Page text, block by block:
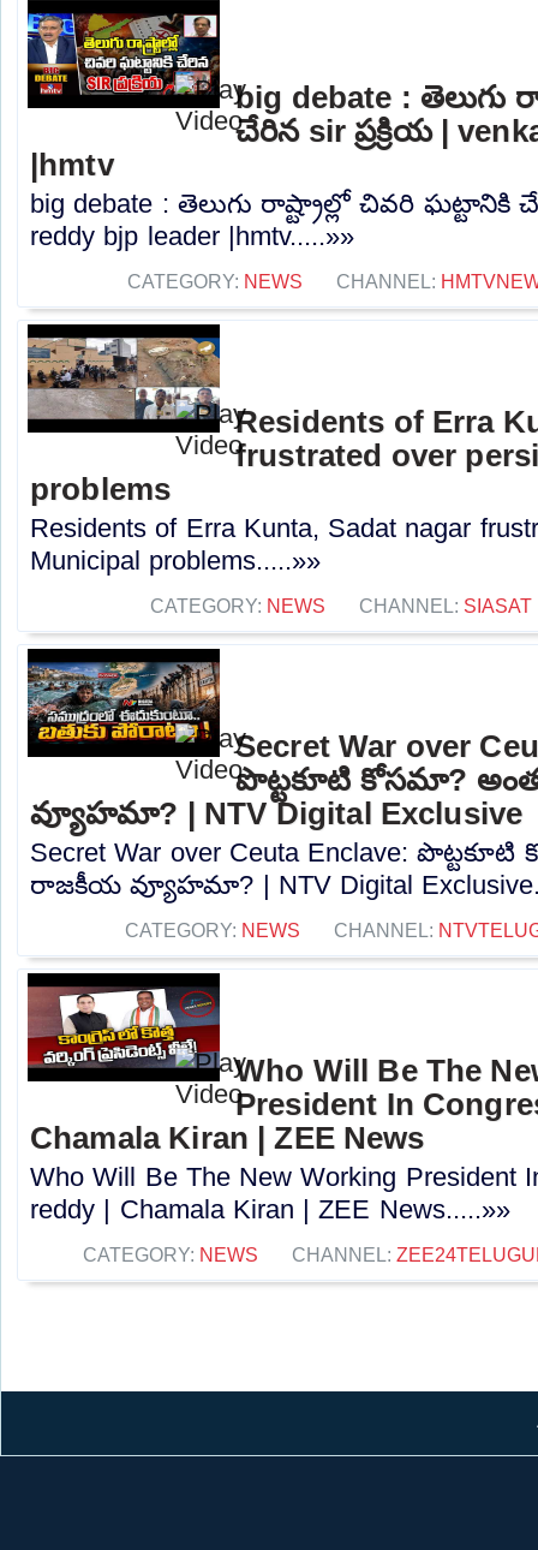
big debate : తెలుగు
చేరిన sir ప్రక్రియ |
|hmtv
big debate : తెలుగు రాష్ట్రాల్లో చివరి ఘట్టానికి
reddy bjp leader |hmtv.....»»
CATEGORY: NEWS CHANNEL:
Residents of Erra
frustrated over
problems
Residents of Erra Kunta, Sadat nagar
Municipal problems.....»»
CATEGORY: NEWS CHANNEL: SIASAT
Secret War over
పొట్టకూటి కోసమా?
వ్యూహమా? | NTV Digital Exclusive
Secret War over Ceuta Enclave:
రాజకీయ వ్యూహమా? | NTV Digital
CATEGORY: NEWS CHANNEL:
Who Will Be The
President In
Chamala Kiran | ZEE News
Who Will Be The New Working President
reddy | Chamala Kiran | ZEE News.....»»
CATEGORY: NEWS CHANNEL: